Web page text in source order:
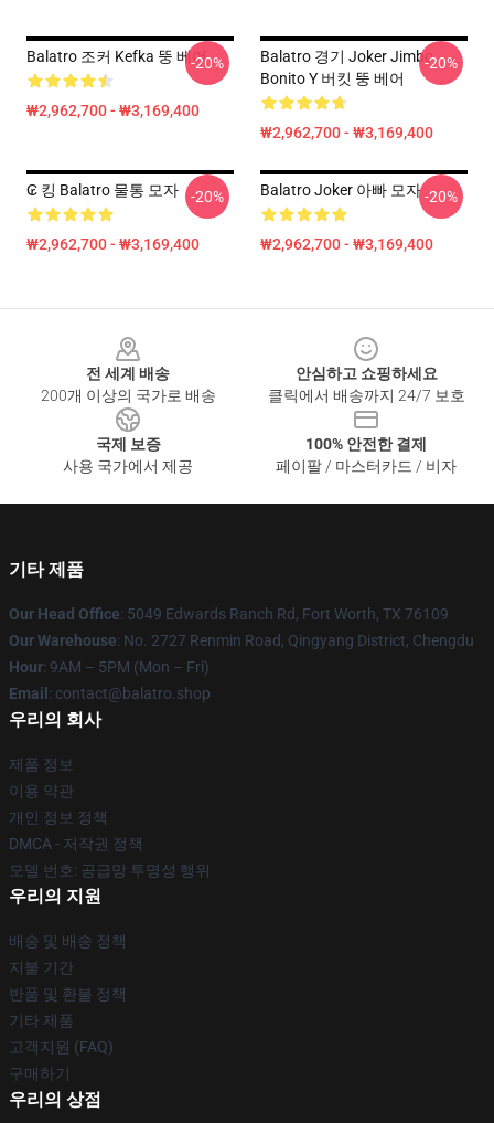
Balatro 조커 Kefka 뚱 베어
₩2,962,700 - ₩3,169,400
-20%
Balatro 경기 Joker Jimbo
Bonito Y 버킷 뚱 베어
₩2,962,700 - ₩3,169,400
-20%
₢ 킹 Balatro 물통 모자
₩2,962,700 - ₩3,169,400
-20% Balatro Joker 아빠 모자
₩2,962,700 - ₩3,169,400
-20%
전 세계 배송
200개 이상의 국가로 배송
안심하고 쇼핑하세요
클릭에서 배송까지 24/7 보호
국제 보증
사용 국가에서 제공
100% 안전한 결제
페이팔 / 마스터카드 / 비자
기타 제품
Our Head Office: 5049 Edwards Ranch Rd, Fort Worth, TX 76109
Our Warehouse: No. 2727 Renmin Road, Qingyang District, Chengdu
Hour: 9AM – 5PM (Mon – Fri)
Email : contact@balatro.shop
우리의 회사
제품 정보
이용 약관
개인 정보 정책
DMCA - 저작권 정책
모델 번호: 공급망 투명성 행위
우리의 지원
배송 및 배송 정책
지불 기간
반품 및 환불 정책
기타 제품
고객지원 (FAQ)
구매하기
우리의 상점